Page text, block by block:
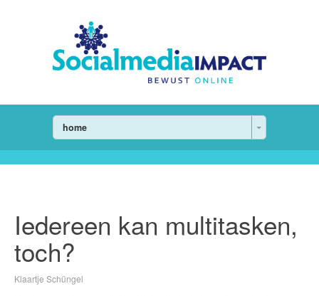
home
Iedereen kan multitasken,
toch?
Klaartje Schüngel